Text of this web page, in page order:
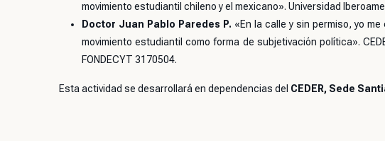
movimiento estudiantil chileno y el mexicano». Universidad
Doctor Juan Pablo Paredes P. «En la calle y sin permiso, yo
movimiento estudiantil como forma de subjetivación política».
FONDECYT 3170504.
Esta actividad se desarrollará en dependencias del CEDER, Sede